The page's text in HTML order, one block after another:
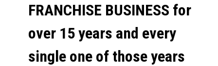
FRANCHISE BUSINESS for
over 15 years and every
single one of those years